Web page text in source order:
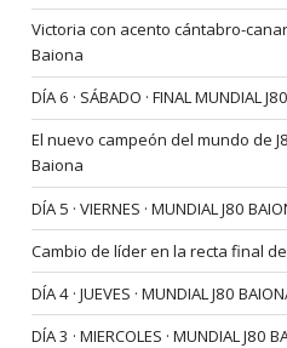
Victoria con acento cántabro-
Baiona
DÍA 6 · SÁBADO · FINAL MUNDIAL
El nuevo campeón del mundo de
Baiona
DÍA 5 · VIERNES · MUNDIAL J80
Cambio de líder en la recta final
DÍA 4 · JUEVES · MUNDIAL J80
DÍA 3 · MIERCOLES · MUNDIAL J80